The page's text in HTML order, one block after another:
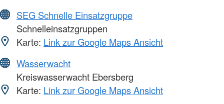
SEG Schnelle Einsatzgruppe
Schnelleinsatzgruppen
Karte: Link zur Google Maps Ansicht
Wasserwacht
Kreiswasserwacht Ebersberg
Karte: Link zur Google Maps Ansicht